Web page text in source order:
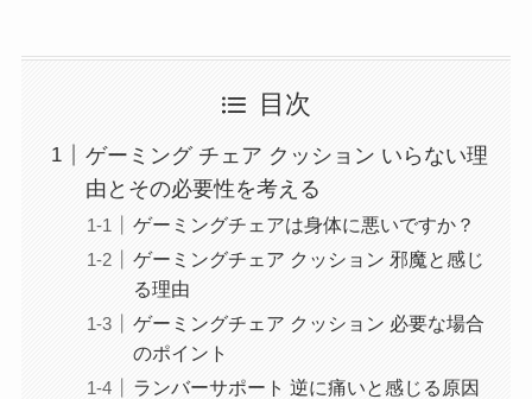
目次
ゲーミング チェア クッション いらない理
由とその必要性を考える
ゲーミングチェアは身体に悪いですか？
ゲーミングチェア クッション 邪魔と感じ
る理由
ゲーミングチェア クッション 必要な場合
のポイント
ランバーサポート 逆に痛いと感じる原因